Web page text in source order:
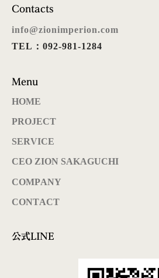
Contacts
info@zionimperion.com
TEL：092-981-1284
Menu
HOME
PROJECT
SERVICE
CEO ZION SAKAGUCHI
COMPANY
CONTACT
公式LINE